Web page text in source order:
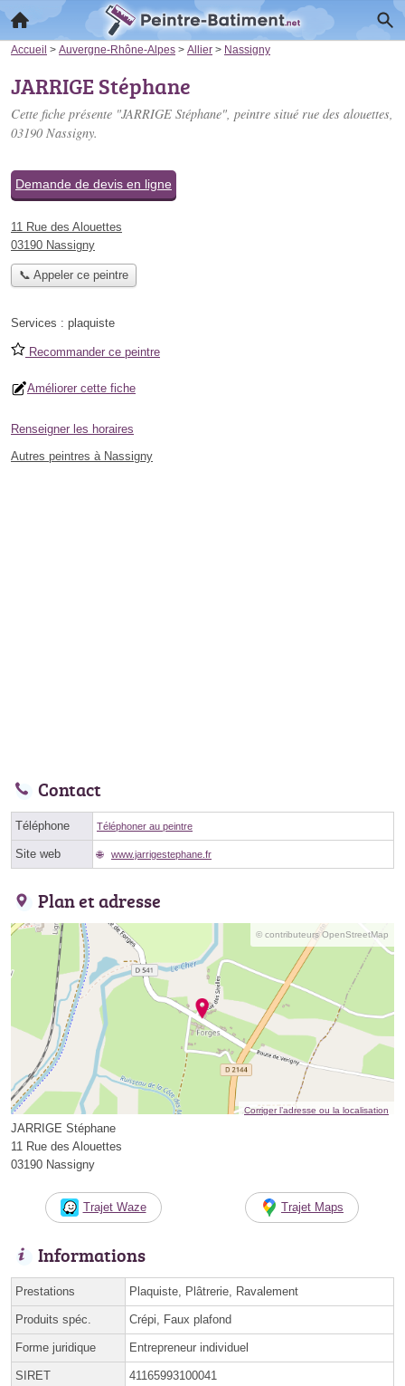
Accueil > Auvergne-Rhône-Alpes > Allier > Nassigny
JARRIGE Stéphane
Cette fiche présente "JARRIGE Stéphane", peintre situé rue des alouettes,
03190 Nassigny.
Demande de devis en ligne
11 Rue des Alouettes
03190 Nassigny
📞 Appeler ce peintre
Services : plaquiste
Recommander ce peintre
Améliorer cette fiche
Renseigner les horaires
Autres peintres à Nassigny
Contact
Téléphone Téléphoner au peintre
Site web www.jarrigestephane.fr
Plan et adresse
© contributeurs OpenStreetMap
Corriger l’adresse ou la localisation
JARRIGE Stéphane
11 Rue des Alouettes
03190 Nassigny
Trajet Waze Trajet Maps
Informations
Prestations Plaquiste, Plâtrerie, Ravalement
Produits spéc. Crépi, Faux plafond
Forme juridique Entrepreneur individuel
SIRET 41165993100041